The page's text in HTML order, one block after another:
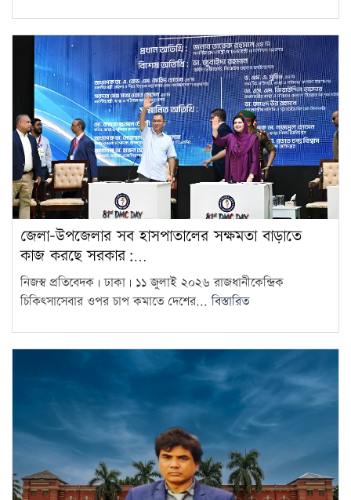
জেলা-উপজেলার সব হাসপাতালের সক্ষমতা বাড়াতে
কাজ করছে সরকার:…
নিজস্ব প্রতিবেদক | ঢাকা | ১১ জুলাই ২০২৬ রাজধানীকেন্দ্রিক
চিকিৎসাসেবার ওপর চাপ কমাতে দেশের...বিস্তারিত